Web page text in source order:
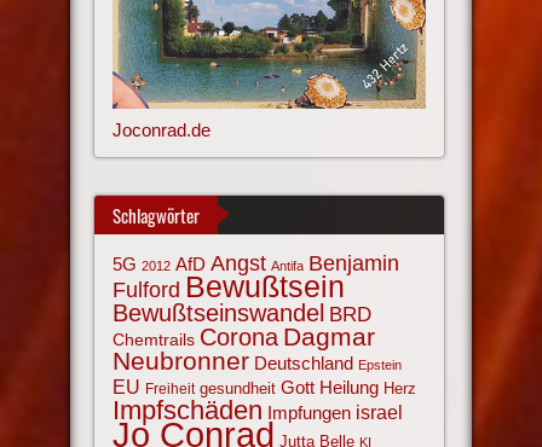
Joconrad.de
Schlagwörter
5G 2012 AfD Angst Antifa Benjamin
Fulford Bewußtsein
Bewußtseinswandel BRD
Chemtrails Corona Dagmar
Neubronner Deutschland Epstein
EU Freiheit gesundheit Gott Heilung Herz
Impfschäden Impfungen israel
Jo Conrad Jutta Belle KI